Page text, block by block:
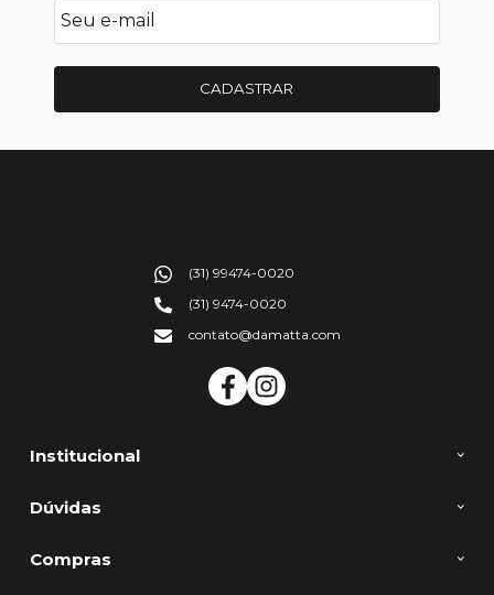
CADASTRAR
Institucional
Dúvidas
Compras
(31) 99474-0020
(31) 9474-0020
contato@damatta.com